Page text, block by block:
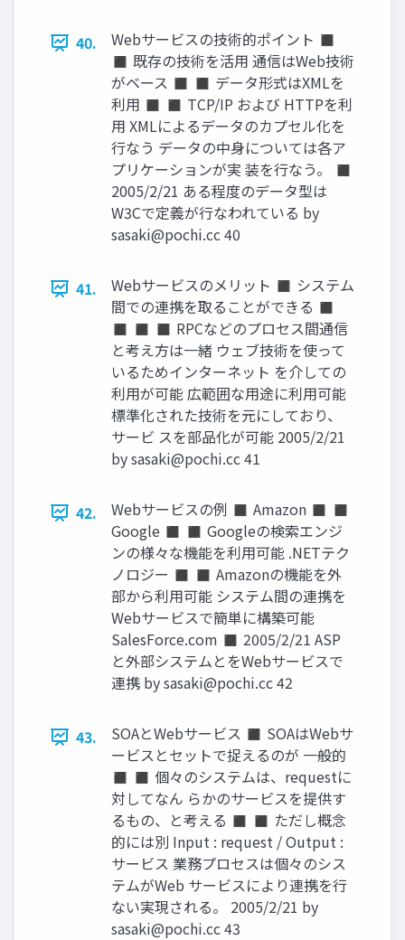
40.
Webサービスの技術的ポイント ◼
◼ 既存の技術を活用 通信はWeb技術
がベース ◼ ◼ データ形式はXMLを
利用 ◼ ◼ TCP/IP および HTTPを利
用 XMLによるデータのカプセル化を
行なう データの中身については各ア
プリケーションが実 装を行なう。 ◼
2005/2/21 ある程度のデータ型は
W3Cで定義が行なわれている by
sasaki@pochi.cc40
41.
Webサービスのメリット ◼ システム
間での連携を取ることができる ◼
◼ ◼ ◼ RPCなどのプロセス間通信
と考え方は一緒 ウェブ技術を使って
いるためインターネット を介しての
利用が可能 広範囲な用途に利用可能
標準化された技術を元にしており、
サービ スを部品化が可能 2005/2/21
bysasaki@pochi.cc41
42.
Webサービスの例 ◼ Amazon ◼ ◼
Google ◼ ◼ Googleの検索エンジ
ンの様々な機能を利用可能 .NETテク
ノロジー ◼ ◼ Amazonの機能を外
部から利用可能 システム間の連携を
Webサービスで簡単に構築可能
SalesForce.com ◼ 2005/2/21 ASP
と外部システムとをWebサービスで
連携 bysasaki@pochi.cc42
43.
SOAとWebサービス ◼ SOAはWebサ
ービスとセットで捉えるのが 一般的
◼ ◼ 個々のシステムは、requestに
対してなん らかのサービスを提供す
るもの、と考える ◼ ◼ ただし概念
的には別 Input : request / Output :
サービス 業務プロセスは個々のシス
テムがWeb サービスにより連携を行
ない実現される。 2005/2/21 by
sasaki@pochi.cc43